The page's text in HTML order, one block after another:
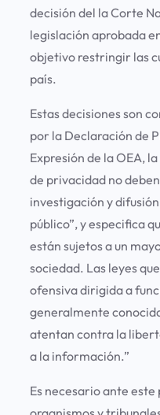
decisión del la Corte
legislación aprobada
objetivo restringir las
país.
Estas decisiones son
por la Declaración de
Expresión de la OEA,
de privacidad no
investigación y
público”, y especifica
están sujetos a un
sociedad. Las leyes
ofensiva dirigida a
generalmente
atentan contra la
a la información.”
Es necesario ante este